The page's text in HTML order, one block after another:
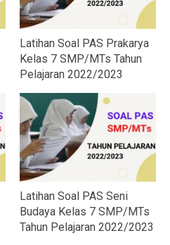
Latihan Soal PAS Prakarya
Kelas 7 SMP/MTs Tahun
Pelajaran 2022/2023
Latihan Soal PAS Seni
Budaya Kelas 7 SMP/MTs
Tahun Pelajaran 2022/2023